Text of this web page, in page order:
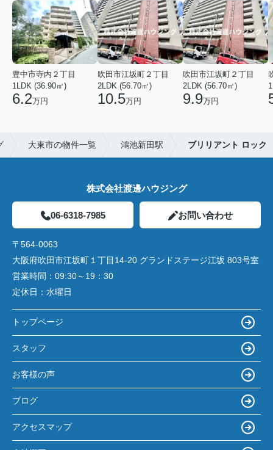
豊中市寺内２丁目
1LDK (36.90㎡)
6.2万円
吹田市江坂町２丁目
2LDK (56.70㎡)
10.5万円
吹田市江坂町２丁目
2LDK (56.70㎡)
9.9万円
大東市の物件一覧 鴻池新田駅 ブリリアント ロック
株式会社渡邊ハウジング
06-6318-7985 お問い合わせ
〒564-0063
大阪府吹田市江坂町１丁目14‐20 グランドステージ江坂 803号室
営業時間： 09:30～19：30
定休日： 水曜日
トップページ
スタッフ
お客様の声
ブログ
アクセスマップ